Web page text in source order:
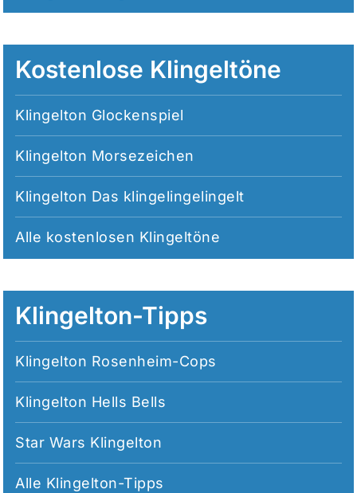
Kostenlose Klingeltöne
Klingelton Glockenspiel
Klingelton Morsezeichen
Klingelton Das klingelingelingelt
Alle kostenlosen Klingeltöne
Klingelton-Tipps
Klingelton Rosenheim-Cops
Klingelton Hells Bells
Star Wars Klingelton
Alle Klingelton-Tipps